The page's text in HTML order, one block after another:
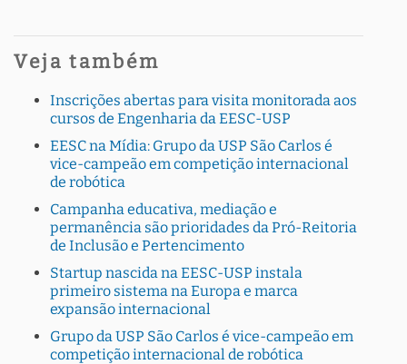
Veja também
Inscrições abertas para visita monitorada aos
cursos de Engenharia da EESC-USP
EESC na Mídia: Grupo da USP São Carlos é
vice-campeão em competição internacional
de robótica
Campanha educativa, mediação e
permanência são prioridades da Pró-Reitoria
de Inclusão e Pertencimento
Startup nascida na EESC-USP instala
primeiro sistema na Europa e marca
expansão internacional
Grupo da USP São Carlos é vice-campeão em
competição internacional de robótica